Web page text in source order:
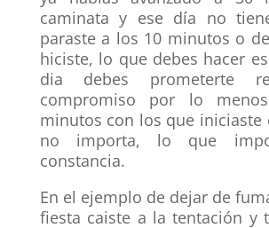
caminata y ese día no
paraste a los 10 minutos o
hiciste, lo que debes hacer
dia debes prometerte
compromiso por lo
minutos con los que iniciaste
no importa, lo que
constancia.
En el ejemplo de dejar de
fiesta caiste a la tentación y